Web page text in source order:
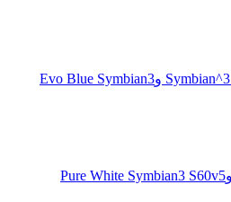
Evo Blue Symbian3
Pure White Symbian3 S60v5